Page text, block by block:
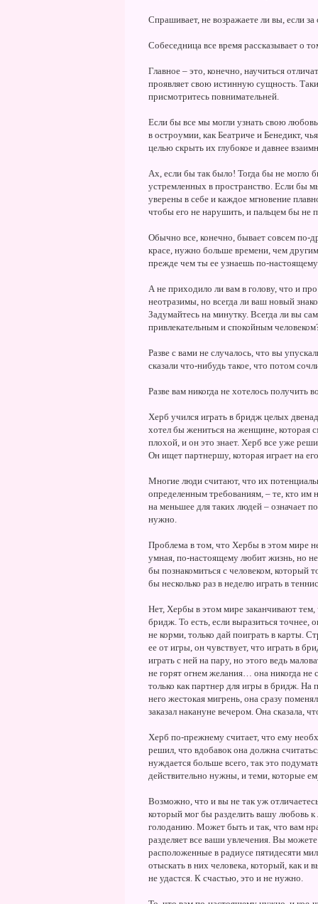
Спрашивает, не возражаете ли вы, если
Собеседница все время рассказывает о
Главное – это, конечно, научиться
проявляет свою истинную сущность.
присмотритесь повнимательней.
Если бы все мы могли узнать свою
в остроумии, как Беатриче и Бенедикт,
целью скрыть их глубокое и давнее
Ах, если бы так было! Тогда бы не могло
устремленных в пространство. Если бы
уверены в себе и каждое мгновение
чтобы его не нарушить, и пальцем бы не
Обычно все, конечно, бывает совсем по-
красе, нужно больше времени, чем
прежде чем ты ее узнаешь по-
А не приходило ли вам в голову, что и
неотразимы, но всегда ли ваш новый
Задумайтесь на минутку. Всегда ли вы
привлекательным и спокойным
Разве с вами не случалось, что вы
сказали что-нибудь такое, что потом
Разве вам никогда не хотелось получить
Херб учился играть в бридж целых
хотел бы жениться на женщине, которая
плохой, и он это знает. Херб все уже
Он ищет партнершу, которая играет на
Многие люди считают, что их
определенным требованиям, – те, кто им
на меньшее для таких людей – означает
нужно.
Проблема в том, что Хербы в этом мире
умная, по-настоящему любит жизнь, но
бы познакомиться с человеком, который
бы несколько раз в неделю играть в
Нет, Хербы в этом мире заканчивают
бридж. То есть, если выразиться точнее,
не корми, только дай поиграть в карты.
ее от игры, он чувствует, что играть в
играть с ней на пару, но этого ведь
не горят огнем желания… она никогда не
только как партнер для игры в бридж. На
него жестокая мигрень, она сразу
заказал накануне вечером. Она сказала,
Херб по-прежнему считает, что ему
решил, что вдобавок она должна
нуждается больше всего, так это
действительно нужны, и теми, которые
Возможно, что и вы не так уж
который мог бы разделить вашу любовь
голоданию. Может быть и так, что вам
разделяет все ваши увлечения. Вы
расположенные в радиусе пятидесяти
отыскать в них человека, который, как и
не удастся. К счастью, это и не нужно.